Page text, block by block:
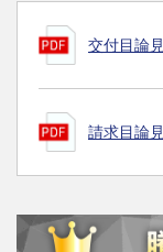
交付目論
請求目論